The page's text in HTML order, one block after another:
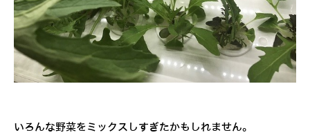
いろんな野菜をミックスしすぎたかもしれません。